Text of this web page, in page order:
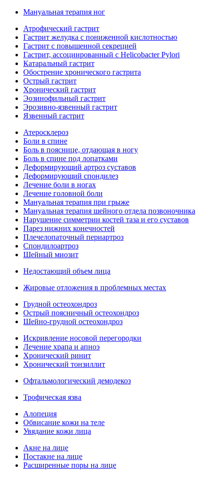
Мануальная терапия ног
Атрофический гастрит
Гастрит желудка с пониженной кислотностью
Гастрит с повышенной секрецией
Гастрит, ассоциированный с Helicobacter Pylori
Катаральный гастрит
Обострение хронического гастрита
Острый гастрит
Хронический гастрит
Эозинофильный гастрит
Эрозивно-язвенный гастрит
Язвенный гастрит
Атеросклероз
Боли в спине
Боль в пояснице, отдающая в ногу
Боль в спине под лопатками
Деформирующий артроз суставов
Деформирующий спондилез
Лечение боли в ногах
Лечение головной боли
Мануальная терапия при грыже
Мануальная терапия шейного отдела позвоночника
Нарушение симметрии костей таза и его суставов
Парез нижних конечностей
Плечелопаточный периартроз
Спондилоартроз
Шейный миозит
Недостающий объем лица
Жировые отложения в проблемных местах
Грудной остеохондроз
Острый поясничный остеохондроз
Шейно-грудной остеохондроз
Искривление носовой перегородки
Лечение храпа и апноэ
Хронический ринит
Хронический тонзиллит
Офтальмологический демодекоз
Трофическая язва
Алопеция
Обвисание кожи на теле
Увядание кожи лица
Акне на лице
Постакне на лице
Расширенные поры на лице